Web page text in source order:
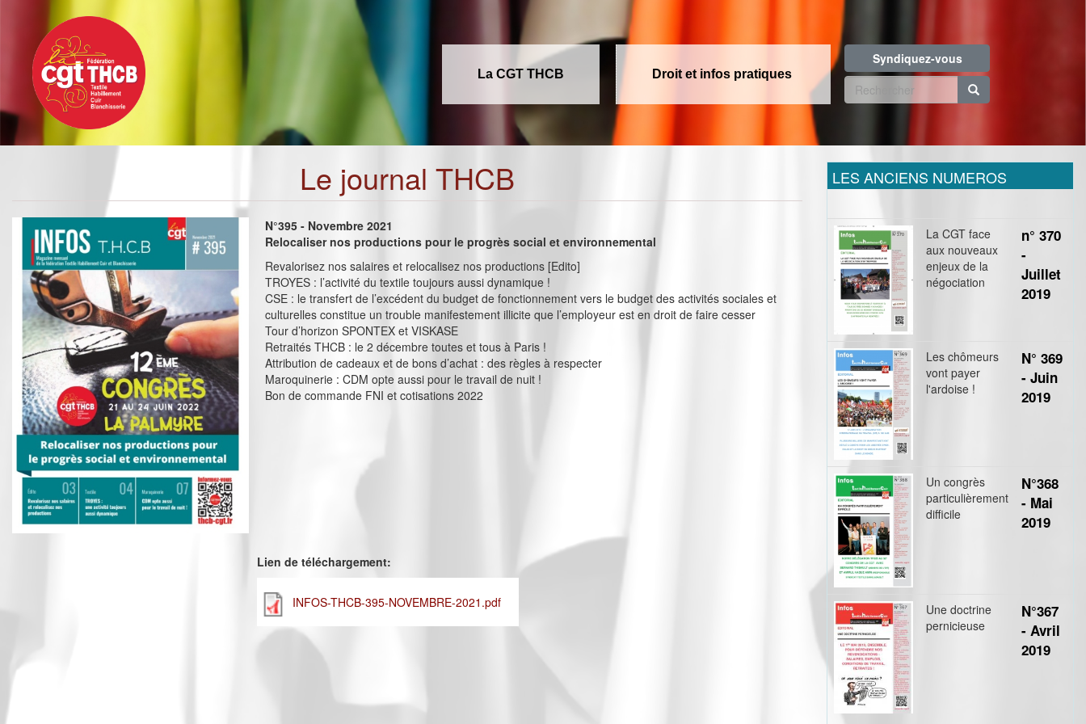
contenu
principal
La CGT THCB Droit et infos pratiques
Syndiquez-vous
Formulaire
recherche
Le journal THCB
N°395 - Novembre 2021
Relocaliser nos productions pour le progrès social et environnemental
Revalorisez nos salaires et relocalisez nos productions [Edito]
TROYES : l’activité du textile toujours aussi dynamique !
CSE : le transfert de l’excédent du budget de fonctionnement vers le budget des activités sociales et
culturelles constitue un trouble manifestement illicite que l’employeur est en droit de faire cesser
Tour d’horizon SPONTEX et VISKASE
Retraités THCB : le 2 décembre toutes et tous à Paris !
Attribution de cadeaux et de bons d’achat : des règles à respecter
Maroquinerie : CDM opte aussi pour le travail de nuit !
Bon de commande FNI et cotisations 2022
Lien de téléchargement:
INFOS-THCB-395-NOVEMBRE-2021.pdf
LES ANCIENS NUMEROS
La CGT face
aux nouveaux
enjeux de la
négociation
n° 370
-
Juillet
2019
Les chômeurs
vont payer
l'ardoise !
N° 369
- Juin
2019
Un congrès
particulièrement
difficile
N°368
- Mai
2019
Une doctrine
pernicieuse
N°367
- Avril
2019